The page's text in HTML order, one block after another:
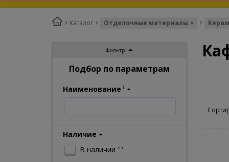
Каталог Отделочные материалы
Фильтр
Подбор по параметрам
Наименование ?
Наличие
В наличии 93